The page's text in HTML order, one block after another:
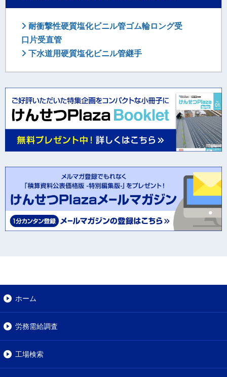
耐衝撃性硬質塩化ビニル管ゴム輪ロング受
口片受直管
下水道用硬質塩化ビニル管継手
ホーム
労務需給調査
工場検索